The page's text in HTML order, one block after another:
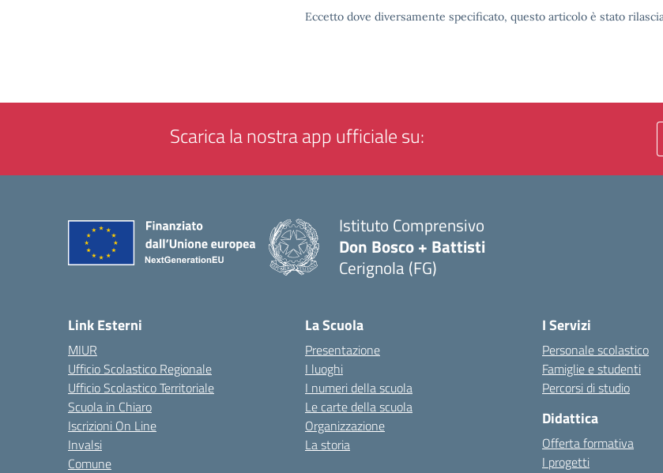
Eccetto dove diversamente specificato, questo articolo è stato
Scarica la nostra app ufficiale su:
Istituto Comprensivo
Don Bosco + Battisti
Cerignola (FG)
Link Esterni
MIUR
Ufficio Scolastico Regionale
Ufficio Scolastico Territoriale
Scuola in Chiaro
Iscrizioni On Line
Invalsi
Comune
La Scuola
Presentazione
I luoghi
I numeri della scuola
Le carte della scuola
Organizzazione
La storia
I Servizi
Personale scolastico
Famiglie e studenti
Percorsi di studio
Didattica
Offerta formativa
I progetti